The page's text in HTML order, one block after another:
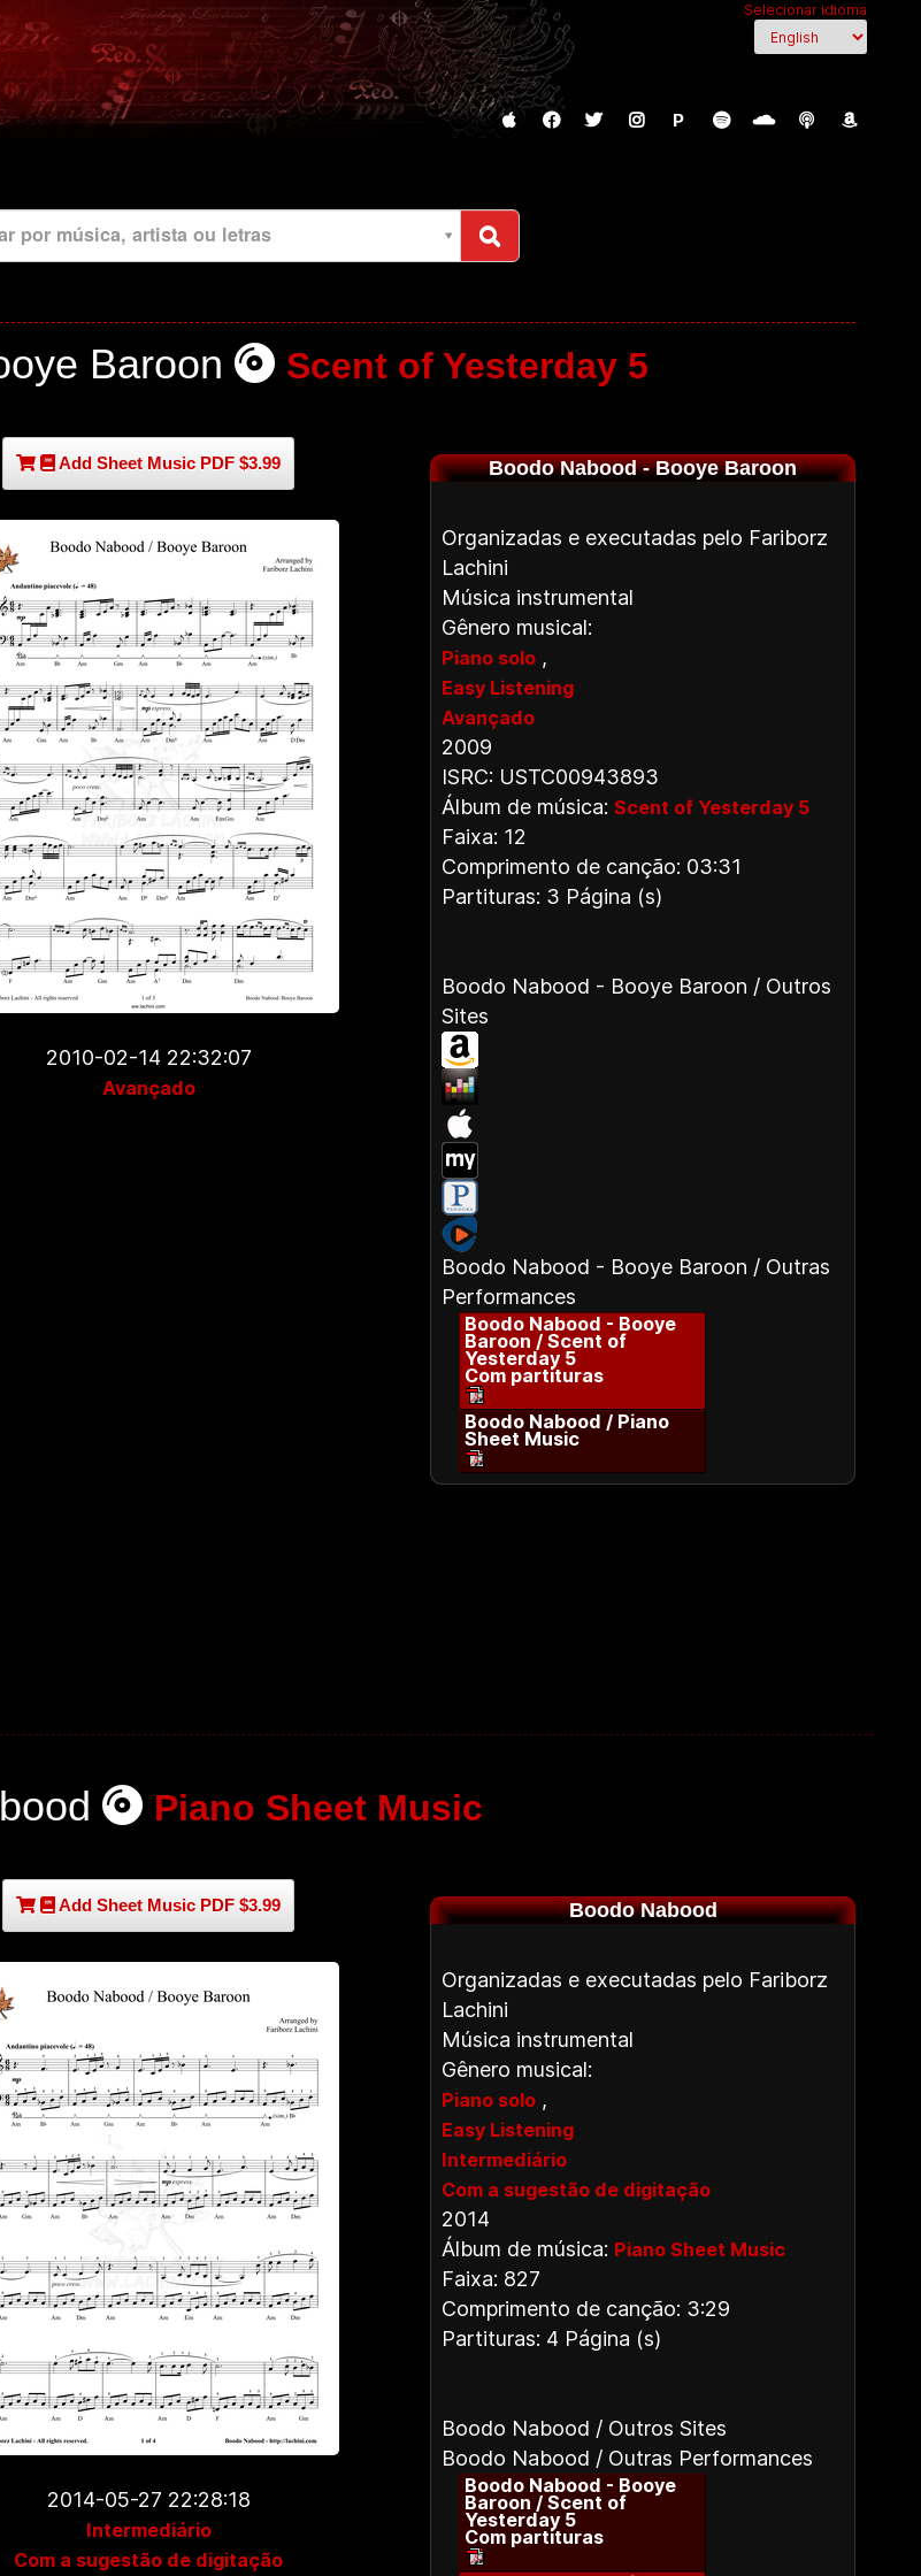
Selecionar idioma
P
por música, artista ou letras
Baroon Scent of Yesterday 5
Add Sheet Music PDF $3.99
2010-02-14 22:32:07
Avançado
Boodo Nabood - Booye Baroon
Organizadas e executadas pelo Fariborz
Lachini
Música instrumental
Gênero musical:
Piano solo ,
Easy Listening
Avançado
2009
ISRC: USTC00943893
Álbum de música: Scent of Yesterday 5
Faixa: 12
Comprimento de canção: 03:31
Partituras: 3 Página (s)
Boodo Nabood - Booye Baroon / Outros
Sites
Boodo Nabood - Booye Baroon / Outras
Performances
Boodo Nabood - Booye
Baroon / Scent of
Yesterday 5
Com partituras
Boodo Nabood / Piano
Sheet Music
Piano Sheet Music
Add Sheet Music PDF $3.99
2014-05-27 22:28:18
Intermediário
Com a sugestão de digitação
Boodo Nabood
Organizadas e executadas pelo Fariborz
Lachini
Música instrumental
Gênero musical:
Piano solo ,
Easy Listening
Intermediário
Com a sugestão de digitação
2014
Álbum de música: Piano Sheet Music
Faixa: 827
Comprimento de canção: 3:29
Partituras: 4 Página (s)
Boodo Nabood / Outros Sites
Boodo Nabood / Outras Performances
Boodo Nabood - Booye
Baroon / Scent of
Yesterday 5
Com partituras